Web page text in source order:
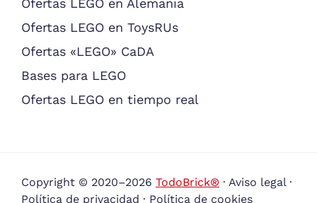
Ofertas LEGO en Alemania
Ofertas LEGO en ToysRUs
Ofertas «LEGO» CaDA
Bases para LEGO
Ofertas LEGO en tiempo real
Copyright © 2020–2026 TodoBrick® · Aviso legal·
Política de privacidad · Política de cookies